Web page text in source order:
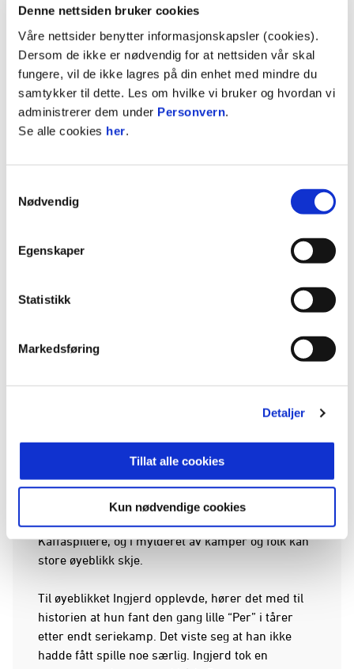
Denne nettsiden bruker cookies
Våre nettsider benytter informasjonskapsler (cookies).
Dersom de ikke er nødvendig for at nettsiden vår skal
fungere, vil de ikke lagres på din enhet med mindre du
samtykker til dette. Les om hvilke vi bruker og hvordan vi
administrerer dem under Personvern.
Se alle cookies her.
Nødvendig
Egenskaper
Statistikk
Markedsføring
Detaljer
Tillat alle cookies
Kun nødvendige cookies
dette mening for deg?Å se hva Gard har fått
gjennom årene i Kåffa. Det å spille fotball er målet
i starten, men så gir klubben mer enn bare
fotballen, den gir livslange vennskap. Da han var
12 år gammel, spurte jeg han om han hadde
mange venner. “Ja, alle på laget.” Det var da snakk
om 60-70 gutter. Gard har hatt gode forbilder i
Å være deltaker og leder på Lundeleir i mange år
russekortet ble lagd i år, tenkte han på alle barna i
Kåffa som skulle få det. Kåffa gir deg en god
alltid være en Kåffaspiller hvor livet tar deg
Kåffaspillere, som nå er studenter i Bergen. Det
Historien Ingjerd vil fortelle om hva Kåffa er, tar
Kåffafamilien drar for å titte på kjente og ukjente
Kåffaspillere. Det er en reise i alder, fra de minste
3v3-kampene, til 5v5-kampene, og så videre til de
litt eldre 7v7-kampene og helt opp til junioralder
på full bane 11v11. Det er mange som titter på
Kåffaspillere, og i mylderet av kamper og folk kan
store øyeblikk skje.
Til øyeblikket Ingjerd opplevde, hører det med til
historien at hun fant den gang lille “Per” i tårer
etter endt seriekamp. Det viste seg at han ikke
hadde fått spille noe særlig. Ingjerd tok en